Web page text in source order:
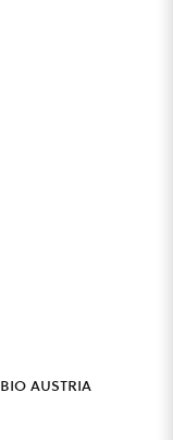
bio austria